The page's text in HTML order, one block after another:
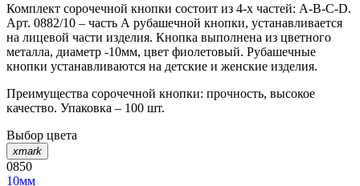
Комплект сорочечной кнопки состоит из 4-х частей: А-В-С-D.
Арт. 0882/10 – часть А рубашечной кнопки, устанавливается
на лицевой части изделия. Кнопка выполнена из цветного
металла, диаметр -10мм, цвет фиолетовый. Рубашечные
кнопки устанавливаются на детские и женские изделия.
Преимущества сорочечной кнопки: прочность, высокое
качество. Упаковка – 100 шт.
Выбор цвета
xmark
0850
10мм